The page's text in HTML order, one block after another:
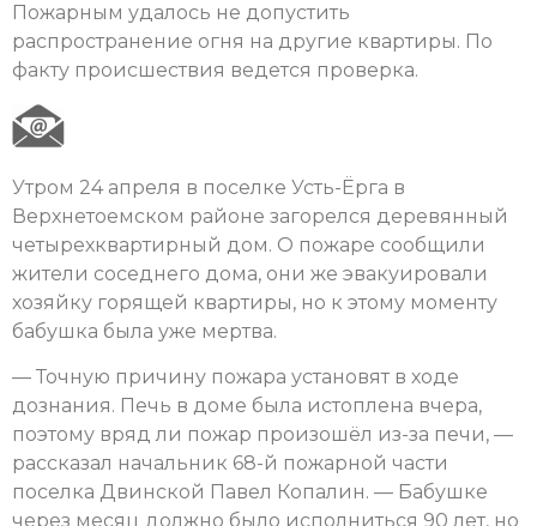
Пожарным удалось не допустить
распространение огня на другие квартиры. По
факту происшествия ведется проверка.
Утром 24 апреля в поселке Усть-Ёрга в
Верхнетоемском районе загорелся деревянный
четырехквартирный дом. О пожаре сообщили
жители соседнего дома, они же эвакуировали
хозяйку горящей квартиры, но к этому моменту
бабушка была уже мертва.
— Точную причину пожара установят в ходе
дознания. Печь в доме была истоплена вчера,
поэтому вряд ли пожар произошёл из-за печи, —
рассказал начальник 68-й пожарной части
поселка Двинской Павел Копалин. — Бабушке
через месяц должно было исполниться 90 лет, но